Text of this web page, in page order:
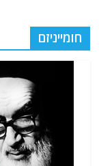
חומייניזם